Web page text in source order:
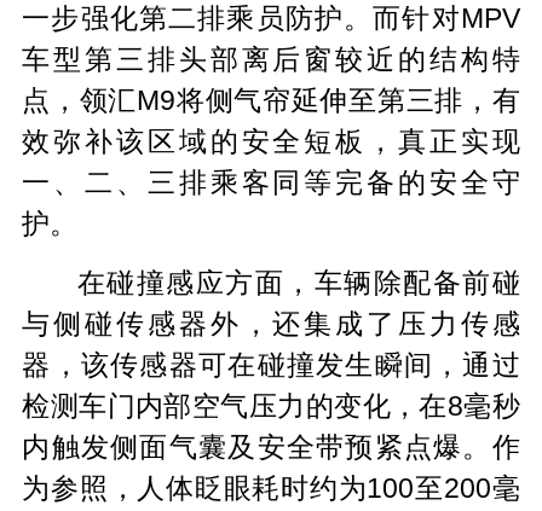
一步强化第二排乘员防护。而针对MPV
车型第三排头部离后窗较近的结构特
点，领汇M9将侧气帘延伸至第三排，有
效弥补该区域的安全短板，真正实现
一、二、三排乘客同等完备的安全守
护。
在碰撞感应方面，车辆除配备前碰
与侧碰传感器外，还集成了压力传感
器，该传感器可在碰撞发生瞬间，通过
检测车门内部空气压力的变化，在8毫秒
内触发侧面气囊及安全带预紧点爆。作
为参照，人体眨眼耗时约为100至200毫